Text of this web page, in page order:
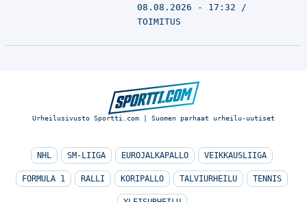
08.08.2026 - 17:32
TOIMITUS
Urheilusivusto Sportti.com | Suomen parhaat urheilu-uutiset
NHL SM-LIIGA EUROJALKAPALLO VEIKKAUSLIIGA
FORMULA 1 RALLI KORIPALLO TALVIURHEILU TENNIS